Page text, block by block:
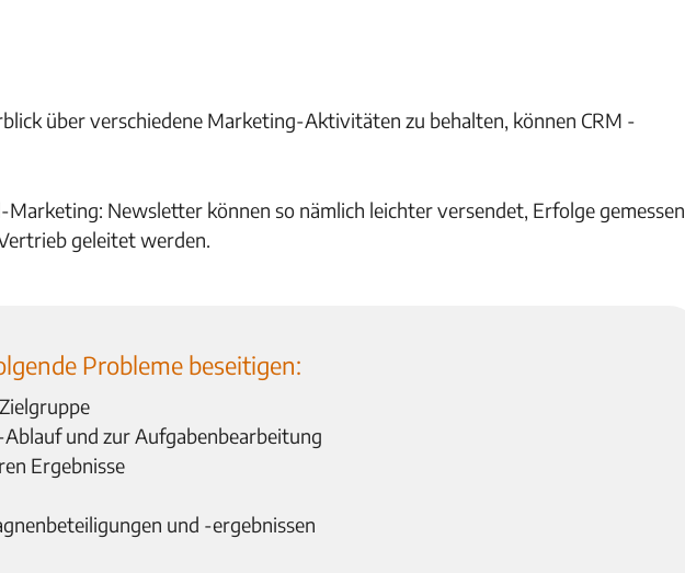
über verschiedene Marketing-Aktivitäten zu behalten, können CRM -
Newsletter können so nämlich leichter versendet, Erfolge gemessen
geleitet werden.
Probleme beseitigen:
und zur Aufgabenbearbeitung
Ergebnisse
und -ergebnissen